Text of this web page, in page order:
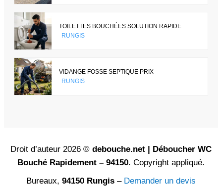
TOILETTES BOUCHÉES SOLUTION RAPIDE
RUNGIS
VIDANGE FOSSE SEPTIQUE PRIX
RUNGIS
Droit d’auteur 2026 © debouche.net | Déboucher WC
Bouché Rapidement – 94150. Copyright appliqué.
Bureaux, 94150 Rungis – Demander un devis